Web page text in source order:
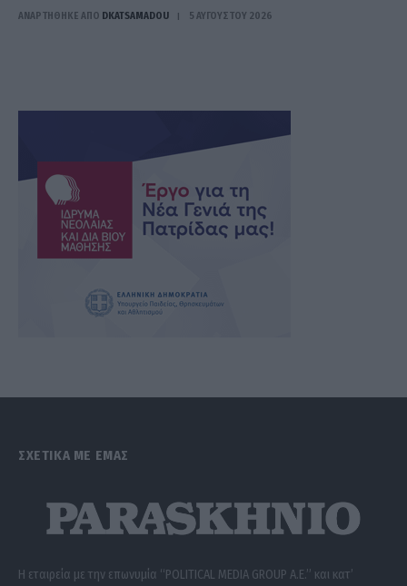
ΑΝΑΡΤΗΘΗΚΕ ΑΠΟ DKATSAMADOU 5 ΑΥΓΟΎΣΤΟΥ 2026
ΣΧΕΤΙΚΑ ΜΕ ΕΜΑΣ
Η εταιρεία με την επωνυμία “POLITICAL MEDIA GROUP A.E.” και κατ’